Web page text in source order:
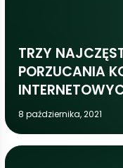
TRZY
PORZUCANIA
8 października, 2021